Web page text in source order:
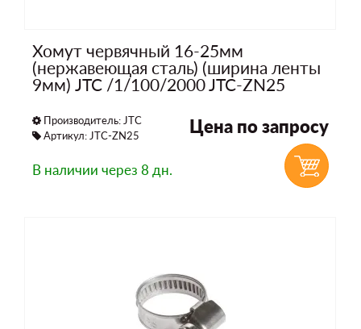
Хомут червячный 16-25мм
(нержавеющая сталь) (ширина ленты
9мм) JTC /1/100/2000 JTC-ZN25
Производитель: JTC
Артикул: JTC-ZN25
Цена по запросу
В наличии через 8 дн.